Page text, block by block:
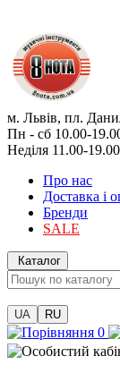
м. Львів, пл.
Пн - сб 10.00-
Неділя 11.00-19.00
Про нас
Доставка і
Бренди
SALE
Каталог
UA RU
0